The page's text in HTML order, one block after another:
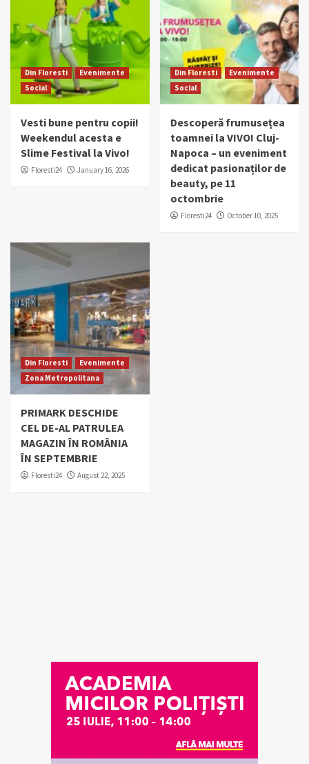
Din Floresti
Evenimente
Social
Vesti bune pentru copii!
Weekendul acesta e
Slime Festival la Vivo!
Floresti24 January 16, 2026
Din Floresti
Evenimente
Social
Descoperă frumusețea
toamnei la VIVO! Cluj-
Napoca – un eveniment
dedicat pasionaților de
beauty, pe 11
octombrie
Floresti24 October 10, 2025
Din Floresti
Evenimente
Zona Metropolitana
PRIMARK DESCHIDE
CEL DE-AL PATRULEA
MAGAZIN ÎN ROMÂNIA
ÎN SEPTEMBRIE
Floresti24 August 22, 2025